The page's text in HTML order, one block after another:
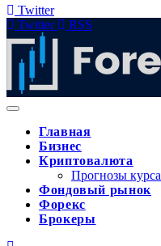
Twitter
Twitter
RSS
Главная
Бизнес
Криптовалюта
Прогнозы курса
Фондовый рынок
Форекс
Брокеры